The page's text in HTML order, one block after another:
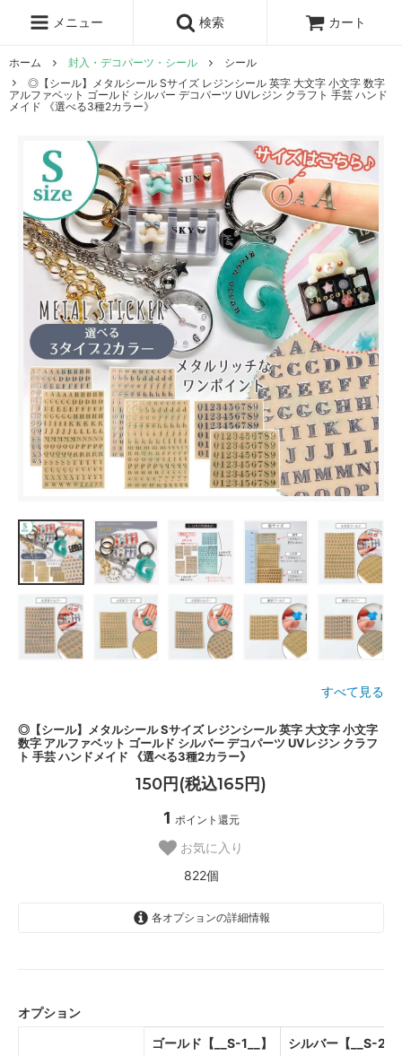
メニュー 検索 カート
ホーム 封入・デコパーツ・シール
シール
◎【シール】メタルシール Sサイズ レジンシール 英字 大文字 小文字 数字
アルファベット ゴールド シルバー デコパーツ UVレジン クラフト 手芸 ハンド
メイド 《選べる3種2カラー》
すべて見る
◎【シール】メタルシール Sサイズ レジンシール 英字 大文字 小文字
数字 アルファベット ゴールド シルバー デコパーツ UVレジン クラフ
ト 手芸 ハンドメイド 《選べる3種2カラー》
150円(税込165円)
1 ポイント還元
お気に入り
822個
各オプションの詳細情報
数字【__S-3__】
オプション
ゴールド【__S-1__】
シルバー【__S-2__